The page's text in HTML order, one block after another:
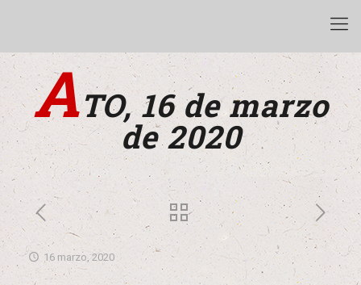
ATO, 16 de marzo
de 2020
16 marzo, 2020